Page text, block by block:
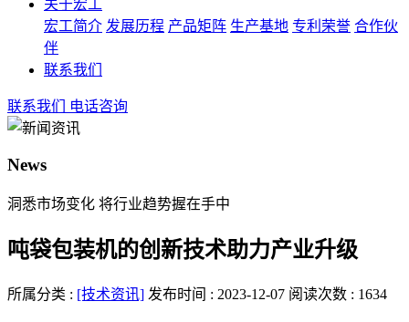
关于宏工
宏工简介 发展历程 产品矩阵 生产基地 专利荣誉 合作伙
伴
联系我们
联系我们 电话咨询
News
洞悉市场变化 将行业趋势握在手中
吨袋包装机的创新技术助力产业升级
所属分类 : [技术资讯] 发布时间 : 2023-12-07 阅读次数 : 1634